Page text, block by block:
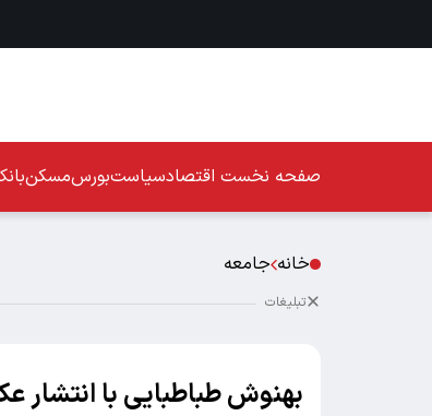
صفحه نخست اقتصادسیاستبورسمسکن
خانه جامعه
تبلیغات
بهنوش طباطبایی با